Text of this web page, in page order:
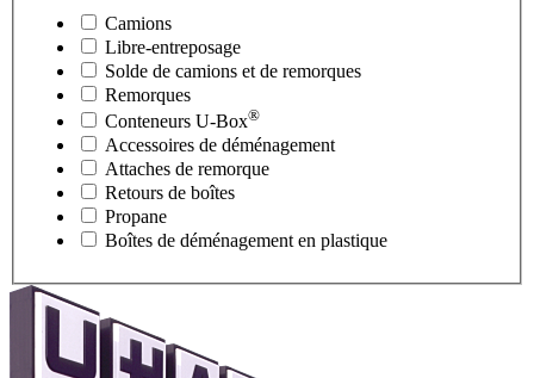
Camions
Libre-entreposage
Solde de camions et de remorques
Remorques
Conteneurs U-Box®
Accessoires de déménagement
Attaches de remorque
Retours de boîtes
Propane
Boîtes de déménagement en plastique